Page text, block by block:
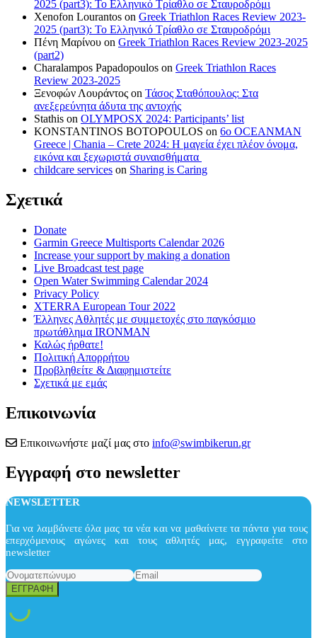
2025 (part3): Το Ελληνικό Τρίαθλο σε Σταυροδρόμι
Xenofon Lourantos on Greek Triathlon Races Review 2023-
2025 (part3): Το Ελληνικό Τρίαθλο σε Σταυροδρόμι
Πένη Μαρίνου on Greek Triathlon Races Review 2023-2025
(part2)
Charalampos Papadopoulos on Greek Triathlon Races
Review 2023-2025
Ξενοφών Λουράντος on Τάσος Σταθόπουλος: Στα
ανεξερεύνητα άδυτα της αντοχής
Stathis on OLYMPOSX 2024: Participants’ list
KONSTANTINOS BOTOPOULOS on 6ο OCEANMAN
Greece | Chania – Crete 2024: Η μαγεία έχει πλέον όνομα,
εικόνα και ξεχωριστά συναισθήματα
childcare services on Sharing is Caring
Σχετικά
Donate
Garmin Greece Multisports Calendar 2026
Increase your support by making a donation
Live Broadcast test page
Open Water Swimming Calendar 2024
Privacy Policy
XTERRA European Tour 2022
Έλληνες Αθλητές με συμμετοχές στο παγκόσμιο
πρωτάθλημα IRONMAN
Καλώς ήρθατε!
Πολιτική Απορρήτου
Προβληθείτε & Διαφημιστείτε
Σχετικά με εμάς
Επικοινωνία
Επικοινωνήστε μαζί μας στο info@swimbikerun.gr
Εγγραφή στο newsletter
NEWSLETTER
Για να λαμβάνετε όλα μας τα νέα και να μαθαίνετε τα πάντα για τους
επερχόμενους αγώνες και τους αθλητές μας, εγγραφείτε στο
newsletter